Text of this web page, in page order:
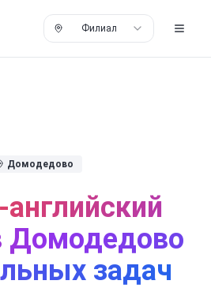
Филиал
Домодедово
английский
Домодедово
задач